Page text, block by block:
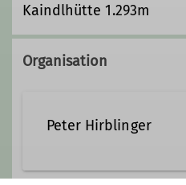
Kaindlhütte 1.293m
Organisation
Peter Hirblinger